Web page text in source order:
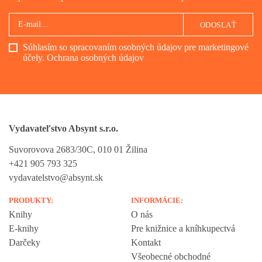
Súhlasím so spracovaním osobných údajov pre marketingové
účely. Ochrana osobných údajov
ODOSLAŤ
Vydavateľstvo Absynt s.r.o.
Suvorovova 2683/30C, 010 01 Žilina
+421 905 793 325
vydavatelstvo@absynt.sk
PRODUKTY:
Knihy
E-knihy
Darčeky
INFORMÁCIE:
O nás
Pre knižnice a kníhkupectvá
Kontakt
Všeobecné obchodné